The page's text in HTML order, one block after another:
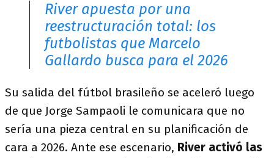
River apuesta por una
reestructuración total: los
futbolistas que Marcelo
Gallardo busca para el 2026
Su salida del fútbol brasileño se aceleró luego
de que Jorge Sampaoli le comunicara que no
sería una pieza central en su planificación de
cara a 2026. Ante ese escenario, River activó las